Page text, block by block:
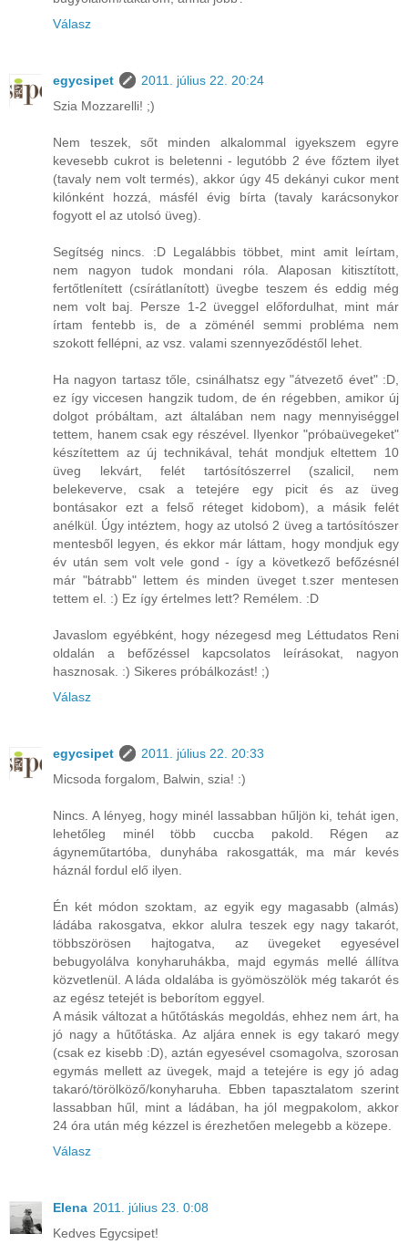
Válasz
egycsipet
2011. július 22. 20:24
Szia Mozzarelli! ;)
Nem teszek, sőt minden alkalommal igyekszem egyre
kevesebb cukrot is beletenni - legutóbb 2 éve főztem ilyet
(tavaly nem volt termés), akkor úgy 45 dekányi cukor ment
kilónként hozzá, másfél évig bírta (tavaly karácsonykor
fogyott el az utolsó üveg).
Segítség nincs. :D Legalábbis többet, mint amit leírtam,
nem nagyon tudok mondani róla. Alaposan kitisztított,
fertőtlenített (csírátlanított) üvegbe teszem és eddig még
nem volt baj. Persze 1-2 üveggel előfordulhat, mint már
írtam fentebb is, de a zöménél semmi probléma nem
szokott fellépni, az vsz. valami szennyeződéstől lehet.
Ha nagyon tartasz tőle, csinálhatsz egy "átvezető évet" :D,
ez így viccesen hangzik tudom, de én régebben, amikor új
dolgot próbáltam, azt általában nem nagy mennyiséggel
tettem, hanem csak egy részével. Ilyenkor "próbaüvegeket"
készítettem az új technikával, tehát mondjuk eltettem 10
üveg lekvárt, felét tartósítószerrel (szalicil, nem
belekeverve, csak a tetejére egy picit és az üveg
bontásakor ezt a felső réteget kidobom), a másik felét
anélkül. Úgy intéztem, hogy az utolsó 2 üveg a tartósítószer
mentesből legyen, és ekkor már láttam, hogy mondjuk egy
év után sem volt vele gond - így a következő befőzésnél
már "bátrabb" lettem és minden üveget t.szer mentesen
tettem el. :) Ez így értelmes lett? Remélem. :D
Javaslom egyébként, hogy nézegesd meg Léttudatos Reni
oldalán a befőzéssel kapcsolatos leírásokat, nagyon
hasznosak. :) Sikeres próbálkozást! ;)
Válasz
egycsipet
2011. július 22. 20:33
Micsoda forgalom, Balwin, szia! :)
Nincs. A lényeg, hogy minél lassabban hűljön ki, tehát igen,
lehetőleg minél több cuccba pakold. Régen az
ágyneműtartóba, dunyhába rakosgatták, ma már kevés
háznál fordul elő ilyen.
Én két módon szoktam, az egyik egy magasabb (almás)
ládába rakosgatva, ekkor alulra teszek egy nagy takarót,
többszörösen hajtogatva, az üvegeket egyesével
bebugyolálva konyharuhákba, majd egymás mellé állítva
közvetlenül. A láda oldalába is gyömöszölök még takarót és
az egész tetejét is beborítom eggyel.
A másik változat a hűtőtáskás megoldás, ehhez nem árt, ha
jó nagy a hűtőtáska. Az aljára ennek is egy takaró megy
(csak ez kisebb :D), aztán egyesével csomagolva, szorosan
egymás mellett az üvegek, majd a tetejére is egy jó adag
takaró/törölköző/konyharuha. Ebben tapasztalatom szerint
lassabban hűl, mint a ládában, ha jól megpakolom, akkor
24 óra után még kézzel is érezhetően melegebb a közepe.
Válasz
Elena 2011. július 23. 0:08
Kedves Egycsipet!